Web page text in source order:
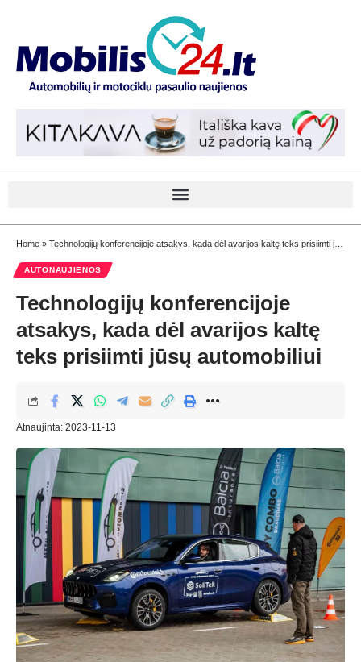
Home » Technologijų konferencijoje atsakys, kada dėl avarijos kaltę teks prisiimti jūsų automobiliui
AUTONAUJIENOS
Technologijų konferencijoje
atsakys, kada dėl avarijos kaltę
teks prisiimti jūsų automobiliui
Atnaujinta: 2023-11-13